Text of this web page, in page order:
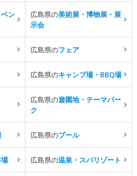
ン
広島県の美術展・博物展・展
示会
広島県のフェア
広島県のキャンプ場・BBQ場
広島県の遊園地・テーマパー
ク
広島県のプール
広島県の温泉・スパリゾート